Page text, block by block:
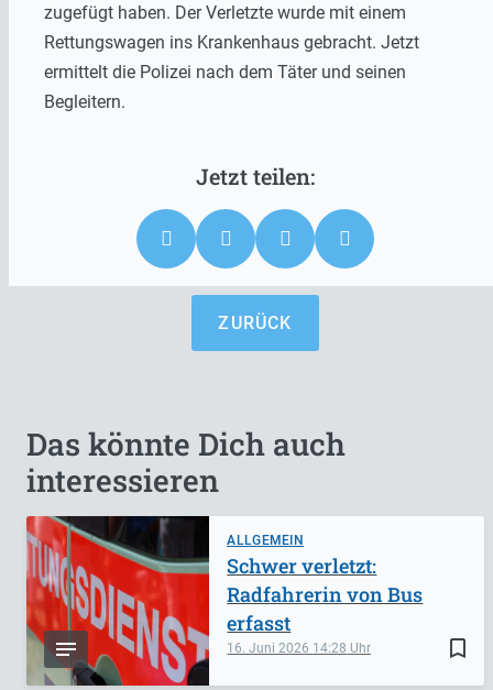
zugefügt haben. Der Verletzte wurde mit einem
Rettungswagen ins Krankenhaus gebracht. Jetzt
ermittelt die Polizei nach dem Täter und seinen
Begleitern.
ZURÜCK
Das könnte Dich auch
interessieren
ALLGEMEIN
bookmark_border
16. Juni 2026 14:28
Schwer verletzt:
Radfahrerin von Bus
erfasst